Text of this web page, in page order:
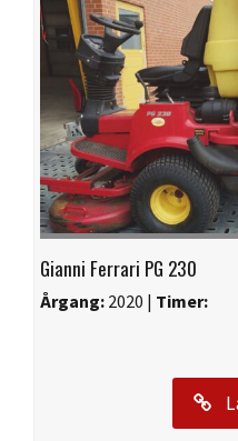
Gianni Ferrari PG 230
Årgang: 2020 | Timer: